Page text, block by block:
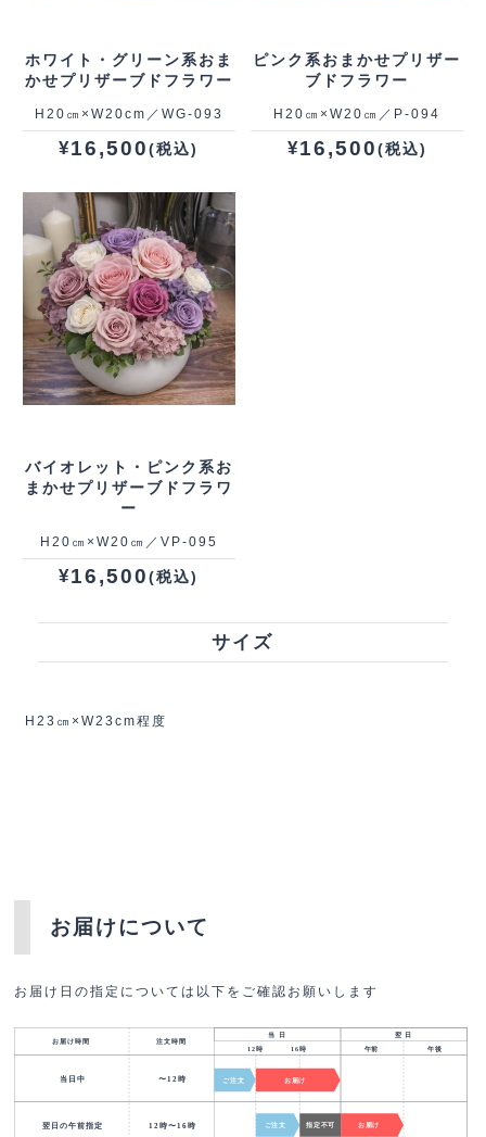
ホワイト・グリーン系おま
かせプリザーブドフラワー
H20㎝×W20cm／WG‐093
¥16,500(税込)
ピンク系おまかせプリザー
ブドフラワー
H20㎝×W20㎝／P‐094
¥16,500(税込)
バイオレット・ピンク系お
まかせプリザーブドフラワ
ー
H20㎝×W20㎝／VP‐095
¥16,500(税込)
サイズ
H23㎝×W23cm程度
お届けについて
お届け日の指定については以下をご確認お願いします